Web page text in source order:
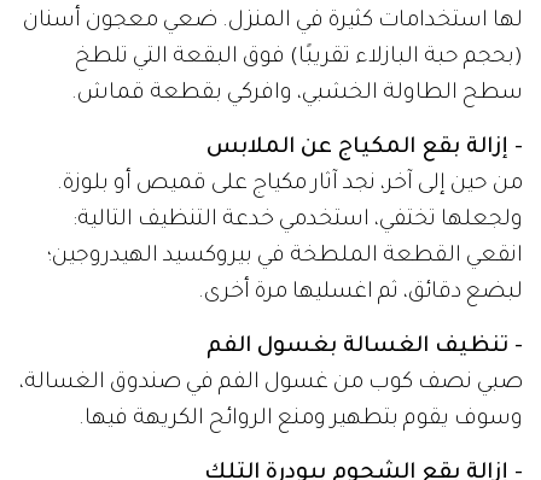
لها استخدامات كثيرة في المنزل. ضعي معجون أسنان
(بحجم حبة البازلاء تقريبًا) فوق البقعة التي تلطخ
سطح الطاولة الخشبي، وافركي بقطعة قماش.
- إزالة بقع المكياج عن الملابس
من حين إلى آخر، نجد آثار مكياج على قميص أو بلوزة.
ولجعلها تختفي، استخدمي خدعة التنظيف التالية:
انقعي القطعة الملطخة في بيروكسيد الهيدروجين؛
لبضع دقائق، ثم اغسليها مرة أخرى.
- تنظيف الغسالة بغسول الفم
صبي نصف كوب من غسول الفم في صندوق الغسالة،
وسوف يقوم بتطهير ومنع الروائح الكريهة فيها.
- إزالة بقع الشحوم ببودرة التلك